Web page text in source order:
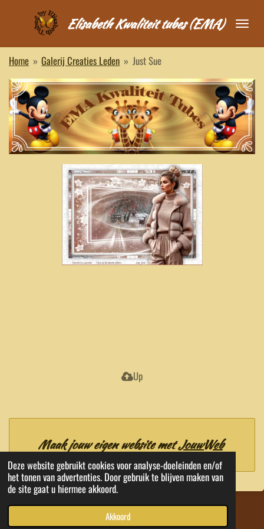
Deze website gebruikt cookies voor analyse-doeleinden en/of
het tonen van advertenties. Door gebruik te blijven maken van
de site gaat u hiermee akkoord.
Akkoord
de
Elisabeth Kwaliteit tubes (EMA)
Home » Galerij Creaties Leden » Just Sue
Up
Maak jouw eigen website met JouwWeb
© 2020 - 2026 EMA Kwaliteit Tubes